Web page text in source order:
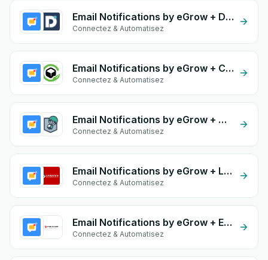
Email Notifications by eGrow + Dolicloud
Connectez & Automatisez
Email Notifications by eGrow + Coliaty
Connectez & Automatisez
Email Notifications by eGrow + Olivraison
Connectez & Automatisez
Email Notifications by eGrow + Livreego Expresse
Connectez & Automatisez
Email Notifications by eGrow + Ecom DZ
Connectez & Automatisez